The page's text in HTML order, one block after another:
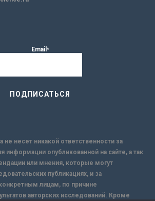
Email*
не несет никакой ответственности за
информации опубликованной на сайте, а так
или мнения, которые могут
публикациях, и за
лицам, по причине
авторских исследований. Кроме